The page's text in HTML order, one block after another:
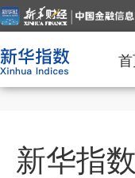
首
新华指